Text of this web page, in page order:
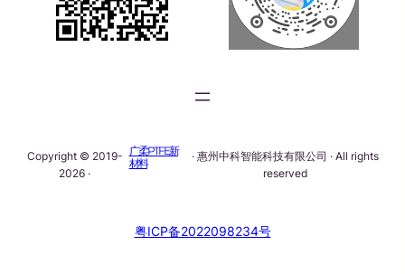
Copyright © 2019-
2026 ·
广柔PTFE新
材料
· 惠州中科智能科技有限公司 · All rights
reserved
粤ICP备2022098234号